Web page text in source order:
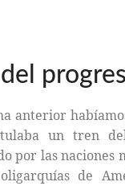
anterior
un tren
por las naciones
de